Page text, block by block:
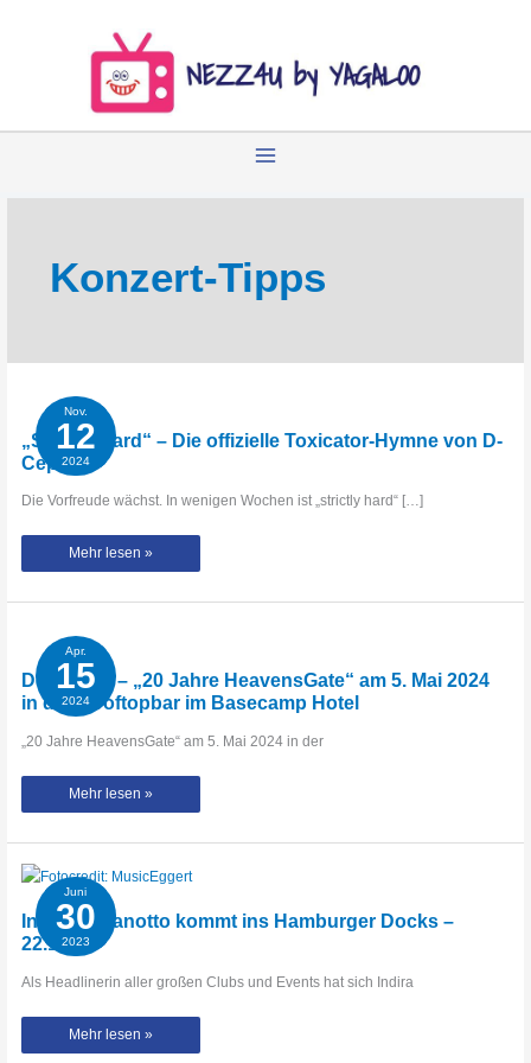
Konzert-Tipps
Nov.
12
2024
„Strictly Hard“ – Die offizielle Toxicator-Hymne von D-
Ceptor
Die Vorfreude wächst. In wenigen Wochen ist „strictly hard“ […]
„Strictly
offizielle
von
D-
Ceptor
Mehr lesen »
Apr.
15
2024
Dortmund – „20 Jahre HeavensGate“ am 5. Mai 2024
in der Rooftopbar im Basecamp Hotel
„20 Jahre HeavensGate“ am 5. Mai 2024 in der
Dortmund
„20
HeavensGate“
5.
Mai
2024
in
der
Rooftopbar
im
Basecamp
Hotel
Mehr lesen »
Juni
30
2023
Indira Paganotto kommt ins Hamburger Docks –
22.12.23
Als Headlinerin aller großen Clubs und Events hat sich Indira
Indira
Mehr lesen »